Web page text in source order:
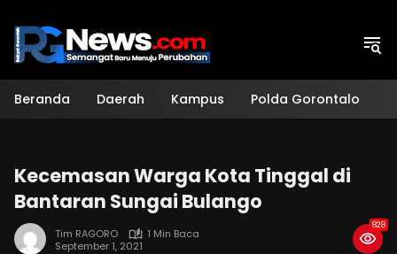
konten
Beranda Daerah Kampus Polda Gorontalo
Kecemasan Warga Kota Tinggal di
Bantaran Sungai Bulango
Tim RAGORO
1 Min Baca
September 1, 2021
828